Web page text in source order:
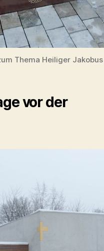
Thema Heiliger
vor der